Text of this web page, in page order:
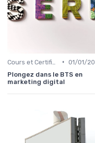
• 01/01/
Plongez dans le BTS en
marketing digital